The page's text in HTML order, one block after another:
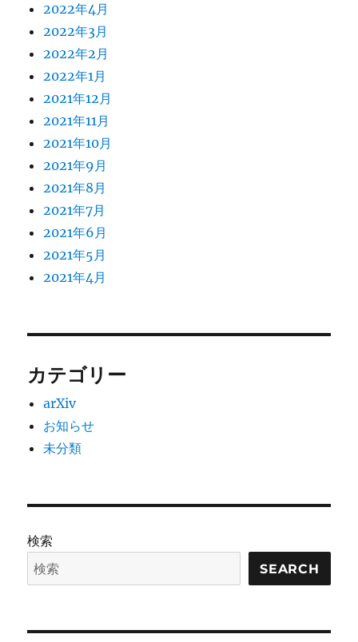
2022年4月
2022年3月
2022年2月
2022年1月
2021年12月
2021年11月
2021年10月
2021年9月
2021年8月
2021年7月
2021年6月
2021年5月
2021年4月
カテゴリー
arXiv
お知らせ
未分類
検索
SEARCH